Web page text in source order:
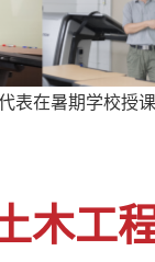
表在暑期学校授课
木工